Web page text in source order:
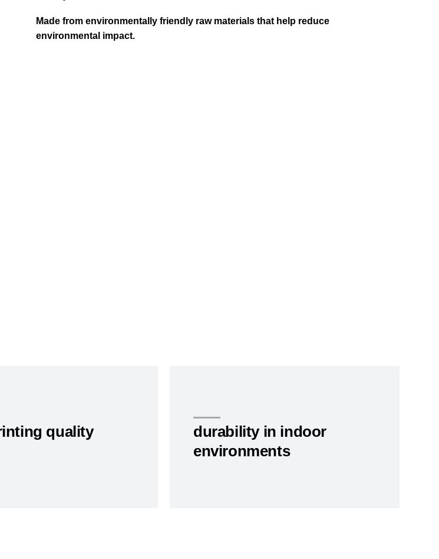
Made from environmentally friendly raw materials that help reduce
environmental impact.
quality
durability in indoor
environments